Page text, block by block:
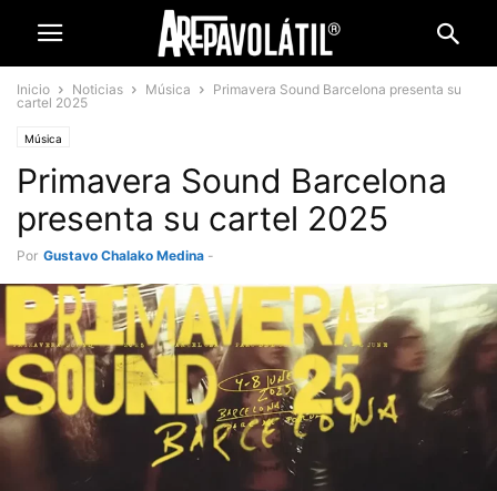
Inicio Noticias Música
Primavera Sound Barcelona presenta su
cartel 2025
Música
Primavera Sound Barcelona
presenta su cartel 2025
Por Gustavo Chalako Medina -